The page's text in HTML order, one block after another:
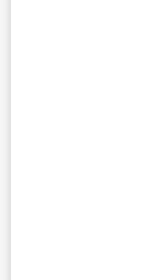
● Adressez-
pour tout
● Si vous
indésirable,
ou votre
aussi à tout
serait pas
● Vous devez
médecin si
amélioration
moins bien
Que contient cette
1. Qu'est-ce que
VITAMINE C,
2. Quelles sont les